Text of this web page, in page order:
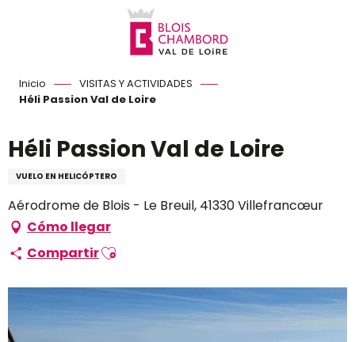
Inicio
VISITAS Y ACTIVIDADES
Héli Passion Val de Loire
Héli Passion Val de Loire
VUELO EN HELICÓPTERO
Aérodrome de Blois - Le Breuil, 41330 Villefrancœur
Cómo llegar
CompartirAjouter aux favoris